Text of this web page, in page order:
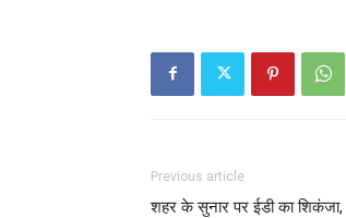
Previous article
शहर के सुनार पर ईडी का